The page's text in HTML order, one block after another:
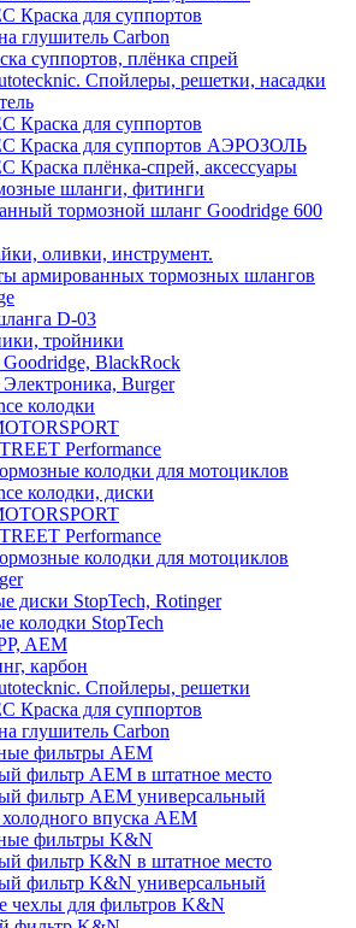
Краска для суппортов
глушитель Carbon
суппортов, плёнка спрей
Спойлеры, решетки, насадки
Краска для суппортов
Краска для суппортов АЭРОЗОЛЬ
Краска плёнка-спрей, аксессуары
шланги, фитинги
тормозной шланг Goodridge 600
оливки, инструмент.
армированных тормозных шлангов
D-03
тройники
BlackRock
Burger
колодки
Performance
колодки для мотоциклов
колодки, диски
Performance
колодки для мотоциклов
диски StopTech, Rotinger
колодки StopTech
AEM
карбон
Спойлеры, решетки
Краска для суппортов
глушитель Carbon
фильтры AEM
фильтр AEM в штатное место
фильтр AEM универсальный
впуска AEM
фильтры K&N
фильтр K&N в штатное место
фильтр K&N универсальный
чехлы для фильтров K&N